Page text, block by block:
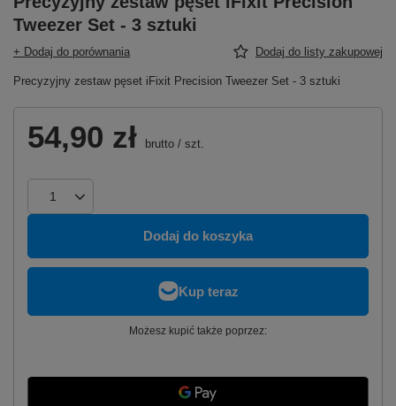
Tweezer Set - 3 sztuki
+ Dodaj do porównania Dodaj do listy zakupowej
Precyzyjny zestaw pęset iFixit Precision Tweezer Set - 3 sztuki
54,90 zł brutto / szt.
Dodaj do koszyka
Możesz kupić także poprzez: